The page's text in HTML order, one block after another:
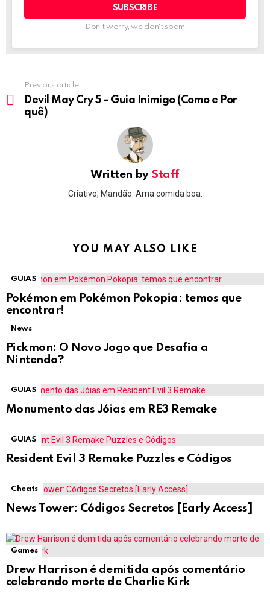
Don't worry, we don't spam
more
Previous article
Devil May Cry 5 – Guia Inimigo (Como e Por
quê)
Written by Staff
Criativo, Mandão. Ama comida boa.
YOU MAY ALSO LIKE
GUIAS
Pokémon em Pokémon Pokopia: temos que
encontrar!
News
Pickmon: O Novo Jogo que Desafia a
Nintendo?
GUIAS
Monumento das Jóias em RE3 Remake
GUIAS
Resident Evil 3 Remake Puzzles e Códigos
Cheats
News Tower: Códigos Secretos [Early Access]
Games
Drew Harrison é demitida após comentário
celebrando morte de Charlie Kirk